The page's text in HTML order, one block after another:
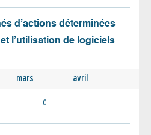
d’actions déterminées
l’utilisation de logiciels
mars avril
0